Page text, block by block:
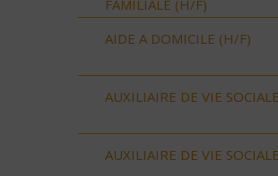
FAMILIALE (H/F)
AIDE A DOMICILE (H/F)
AUXILIAIRE DE VIE
AUXILIAIRE DE VIE